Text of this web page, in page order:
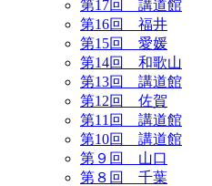
第17回 講道館
第16回 福井
第15回 愛媛
第14回 和歌山
第13回 講道館
第12回 佐賀
第11回 講道館
第10回 講道館
第９回 山口
第８回 千葉